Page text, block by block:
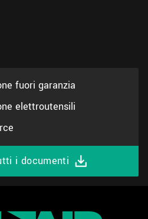
fuori garanzia
elettroutensili
i documenti